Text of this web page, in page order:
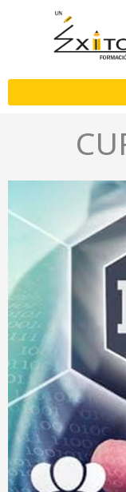
contenido